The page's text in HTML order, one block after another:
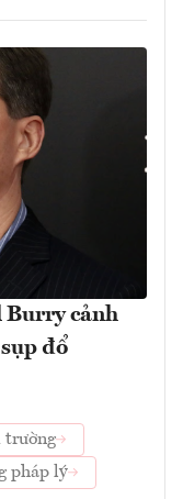
Burry cảnh
đổ
trường
pháp lý